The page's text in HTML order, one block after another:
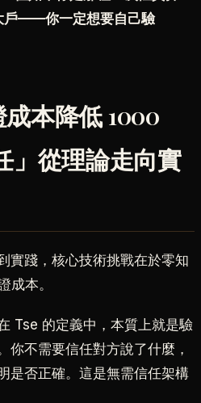
戶——你一定想要自己驗
本降低 1000
」從理論走向實
實踐，核心技術挑戰在於零知
成本。
Tse 的定義中，本質上就是驗
你不需要信任對方說了什麼，
是否正確。這是無需信任架構